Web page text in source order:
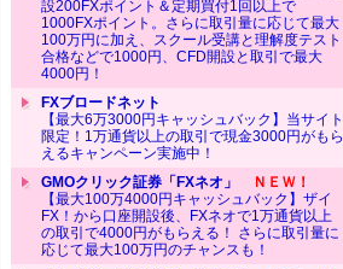
設200FXポイント＆定期買付1回以上で
1000FXポイント。さらに取引量に応じて最大
100万円に加え、スクール受講と理解度テスト
合格などで1000円、CFD開設と取引で最大
4000円！
FXブロードネット
【最大6万3000円キャッシュバック】当サイト
限定！1万通貨以上の取引で現金3000円がもら
えるキャンペーン実施中！
GMOクリック証券「FXネオ」
ＮＥＷ！
【最大100万4000円キャッシュバック】ザイ
FX！から口座開設後、FXネオで1万通貨以上
の取引で4000円がもらえる！ さらに取引量に
応じて最大100万円のチャンスも！